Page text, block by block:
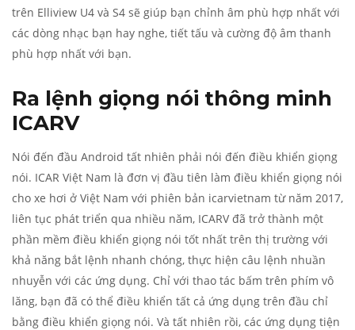
trên Elliview U4 và S4 sẽ giúp bạn chỉnh âm phù hợp nhất với
các dòng nhạc bạn hay nghe, tiết tấu và cường độ âm thanh
phù hợp nhất với bạn.
Ra lệnh giọng nói thông minh
ICARV
Nói đến đầu Android tất nhiên phải nói đến điều khiển giọng
nói. ICAR Việt Nam là đơn vị đầu tiên làm điều khiển giọng nói
cho xe hơi ở Việt Nam với phiên bản icarvietnam từ năm 2017,
liên tục phát triển qua nhiều năm, ICARV đã trở thành một
phần mềm điều khiển giọng nói tốt nhất trên thị trường với
khả năng bắt lệnh nhanh chóng, thực hiện câu lệnh nhuần
nhuyễn với các ứng dụng. Chỉ với thao tác bấm trên phím vô
lăng, bạn đã có thể điều khiển tất cả ứng dụng trên đầu chỉ
bằng điều khiển giọng nói. Và tất nhiên rồi, các ứng dụng tiện